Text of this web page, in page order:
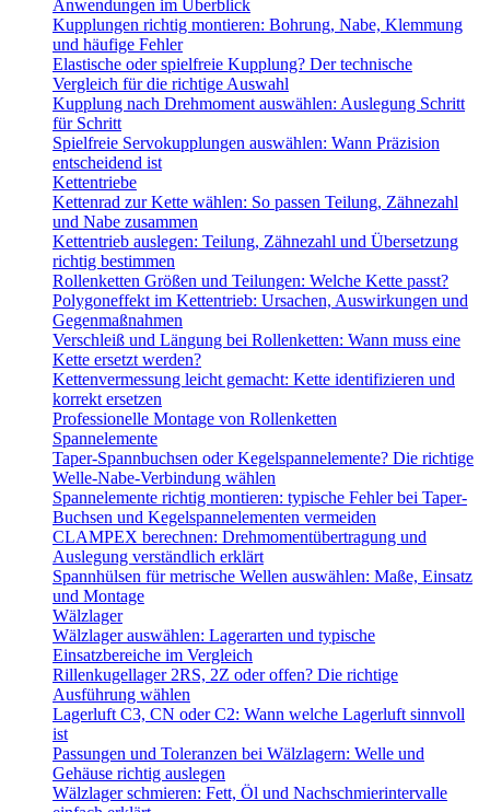
Anwendungen im Überblick
Kupplungen richtig montieren: Bohrung, Nabe, Klemmung
und häufige Fehler
Elastische oder spielfreie Kupplung? Der technische
Vergleich für die richtige Auswahl
Kupplung nach Drehmoment auswählen: Auslegung Schritt
für Schritt
Spielfreie Servokupplungen auswählen: Wann Präzision
entscheidend ist
Kettentriebe
Kettenrad zur Kette wählen: So passen Teilung, Zähnezahl
und Nabe zusammen
Kettentrieb auslegen: Teilung, Zähnezahl und Übersetzung
richtig bestimmen
Rollenketten Größen und Teilungen: Welche Kette passt?
Polygoneffekt im Kettentrieb: Ursachen, Auswirkungen und
Gegenmaßnahmen
Verschleiß und Längung bei Rollenketten: Wann muss eine
Kette ersetzt werden?
Kettenvermessung leicht gemacht: Kette identifizieren und
korrekt ersetzen
Professionelle Montage von Rollenketten
Spannelemente
Taper-Spannbuchsen oder Kegelspannelemente? Die richtige
Welle-Nabe-Verbindung wählen
Spannelemente richtig montieren: typische Fehler bei Taper-
Buchsen und Kegelspannelementen vermeiden
CLAMPEX berechnen: Drehmomentübertragung und
Auslegung verständlich erklärt
Spannhülsen für metrische Wellen auswählen: Maße, Einsatz
und Montage
Wälzlager
Wälzlager auswählen: Lagerarten und typische
Einsatzbereiche im Vergleich
Rillenkugellager 2RS, 2Z oder offen? Die richtige
Ausführung wählen
Lagerluft C3, CN oder C2: Wann welche Lagerluft sinnvoll
ist
Passungen und Toleranzen bei Wälzlagern: Welle und
Gehäuse richtig auslegen
Wälzlager schmieren: Fett, Öl und Nachschmierintervalle